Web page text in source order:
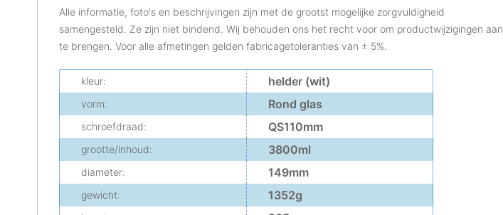
Alle informatie, foto's en beschrijvingen zijn met de grootst mogelijke zorgvuldigheid
samengesteld. Ze zijn niet bindend. Wij behouden ons het recht voor om productwijzigingen aan
te brengen. Voor alle afmetingen gelden fabricagetoleranties van ± 5%.
kleur: helder (wit)
vorm: Rond glas
schroefdraad: QS110mm
grootte/inhoud: 3800ml
diameter: 149mm
gewicht: 1352g